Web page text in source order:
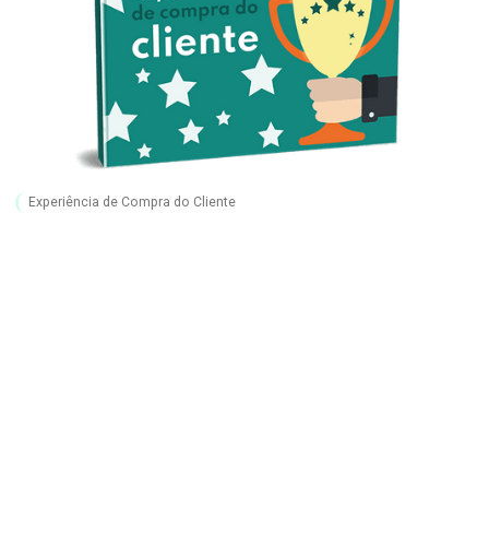
Experiência de Compra do Cliente